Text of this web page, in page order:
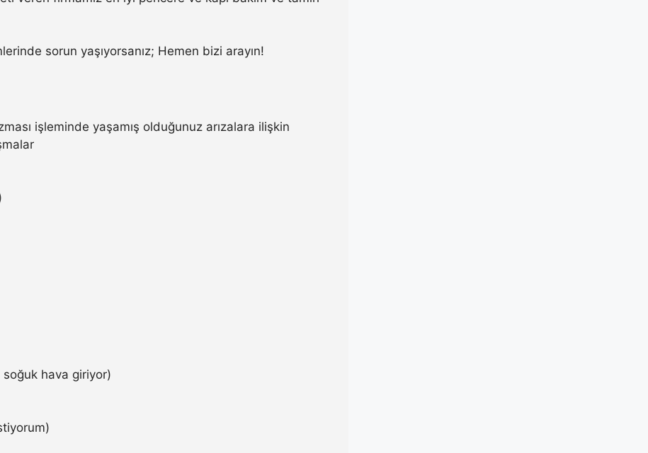
sorun yaşıyorsanız; Hemen bizi arayın!
işleminde yaşamış olduğunuz arızalara ilişkin
hava giriyor)